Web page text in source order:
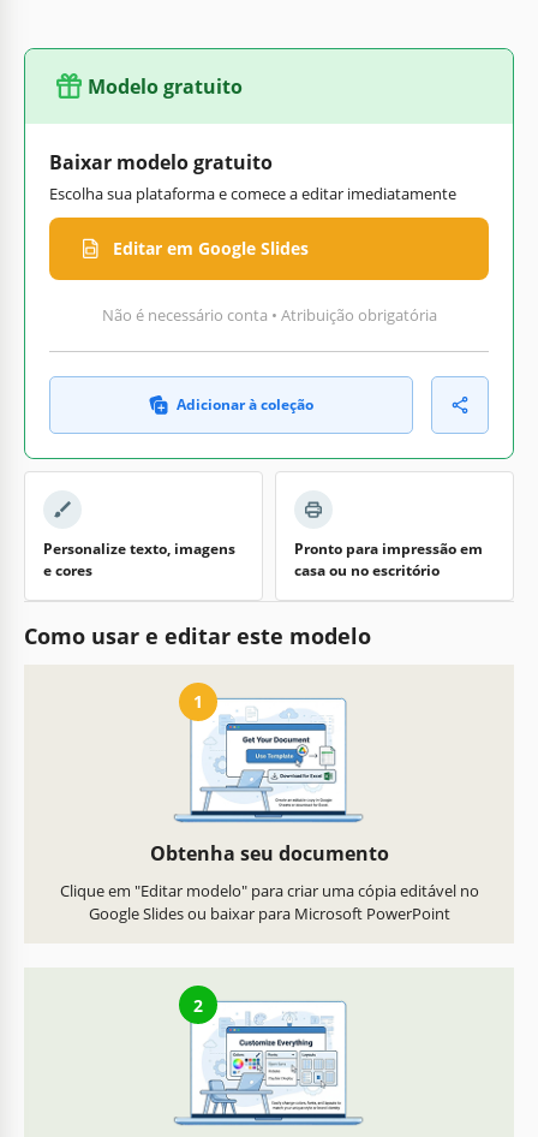
Modelo gratuito
Baixar modelo gratuito
Escolha sua plataforma e comece a editar imediatamente
Editar em Google Slides
Não é necessário conta • Atribuição obrigatória
Adicionar à coleção
Personalize texto, imagens
e cores
Pronto para impressão em
casa ou no escritório
Como usar e editar este modelo
1
Obtenha seu documento
Clique em "Editar modelo" para criar uma cópia editável no
Google Slides ou baixar para Microsoft PowerPoint
2